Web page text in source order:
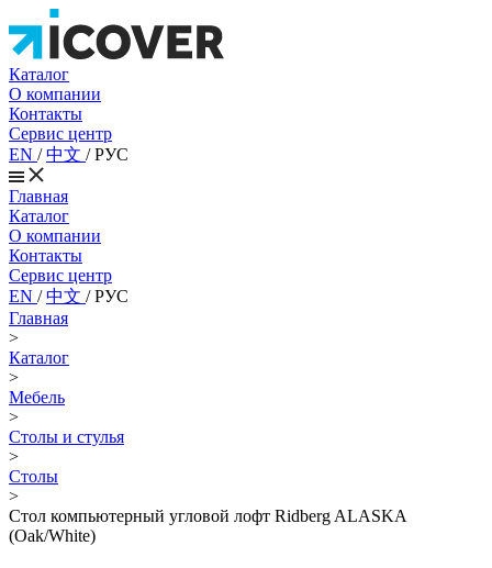
Каталог
О компании
Контакты
Сервис центр
EN /中文 /РУС
Главная
Каталог
О компании
Контакты
Сервис центр
EN /中文 /РУС
Главная
>
Каталог
>
Мебель
>
Столы и стулья
>
Столы
>
Стол компьютерный угловой лофт Ridberg ALASKA
(Oak/White)